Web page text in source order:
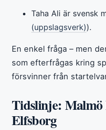
Taha Ali är svensk
(uppslagsverk)).
En enkel fråga – men
som efterfrågas kring
försvinner från
Tidslinje:
Elfsborg